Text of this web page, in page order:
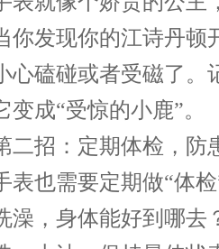
你发现你的江诗丹顿
心磕碰或者受磁了。
变成“受惊的小鹿”。
招：定期体检，防
需要定期做“体检
澡，身体能好到哪去